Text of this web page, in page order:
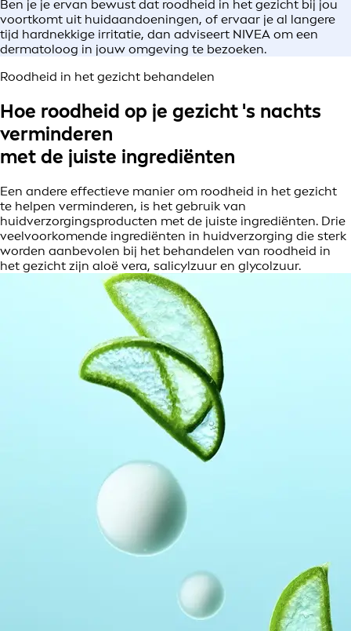
Ben je je ervan bewust dat roodheid in het gezicht bij jou
voortkomt uit huidaandoeningen, of ervaar je al langere
tijd hardnekkige irritatie, dan adviseert NIVEA om een
dermatoloog in jouw omgeving te bezoeken.
Roodheid in het gezicht behandelen
Hoe roodheid op je gezicht 's nachts
verminderen
met de juiste ingrediënten
Een andere effectieve manier om roodheid in het gezicht
te helpen verminderen, is het gebruik van
huidverzorgingsproducten met de juiste ingrediënten. Drie
veelvoorkomende ingrediënten in huidverzorging die sterk
worden aanbevolen bij het behandelen van roodheid in
het gezicht zijn aloë vera, salicylzuur en glycolzuur.